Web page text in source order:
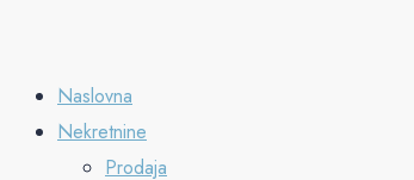
Naslovna
Nekretnine
Prodaja